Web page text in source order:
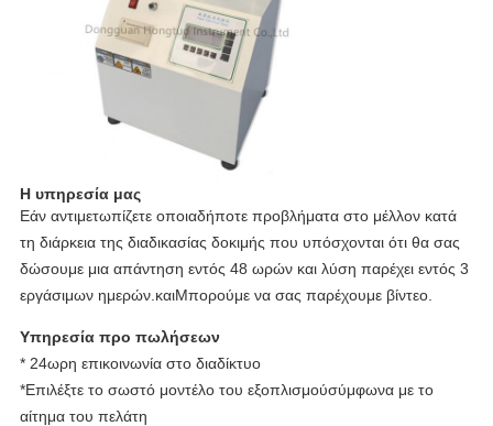
Η υπηρεσία μας
Εάν αντιμετωπίζετε οποιαδήποτε προβλήματα στο μέλλον κατά
τη διάρκεια της διαδικασίας δοκιμής που υπόσχονται ότι θα σας
δώσουμε μια απάντηση εντός 48 ωρών και λύση παρέχει εντός 3
εργάσιμων ημερών. καιΜπορούμε να σας παρέχουμε βίντεο.
Υπηρεσία προ πωλήσεων
* 24ωρη επικοινωνία στο διαδίκτυο
*Επιλέξτε το σωστό μοντέλο του εξοπλισμούσύμφωνα με το
αίτημα του πελάτη